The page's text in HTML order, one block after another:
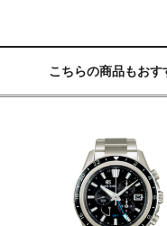
こちらの商品もおす